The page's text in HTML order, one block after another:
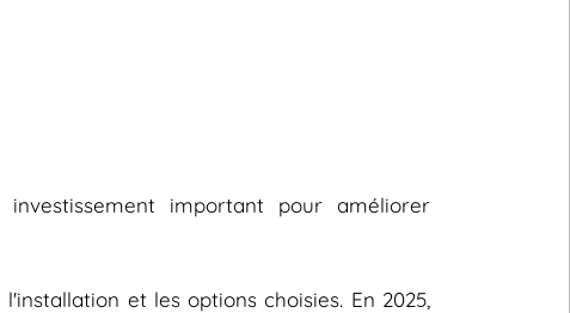
important pour améliorer
et les options choisies. En 2025,